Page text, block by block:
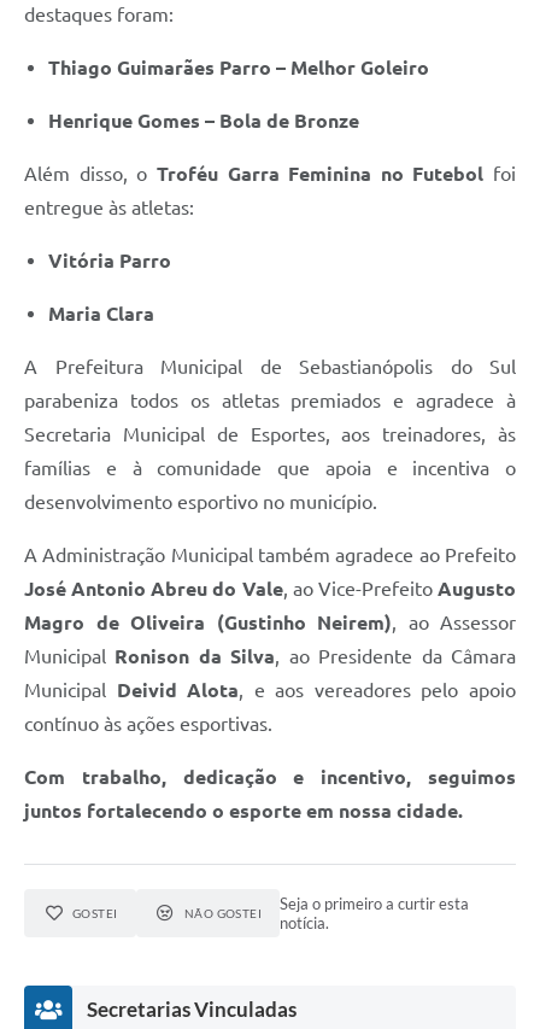
destaques foram:
Thiago Guimarães Parro – Melhor Goleiro
Henrique Gomes – Bola de Bronze
Além disso, o Troféu Garra Feminina no Futebol foi
entregue às atletas:
Vitória Parro
Maria Clara
A Prefeitura Municipal de Sebastianópolis do Sul
parabeniza todos os atletas premiados e agradece à
Secretaria Municipal de Esportes, aos treinadores, às
famílias e à comunidade que apoia e incentiva o
desenvolvimento esportivo no município.
A Administração Municipal também agradece ao Prefeito
José Antonio Abreu do Vale, ao Vice-Prefeito Augusto
Magro de Oliveira (Gustinho Neirem) , ao Assessor
Municipal Ronison da Silva , ao Presidente da Câmara
Municipal Deivid Alota , e aos vereadores pelo apoio
contínuo às ações esportivas.
Com trabalho, dedicação e incentivo, seguimos
juntos fortalecendo o esporte em nossa cidade.
GOSTEI NÃO GOSTEI
Seja o primeiro a curtir esta
notícia.
Secretarias Vinculadas